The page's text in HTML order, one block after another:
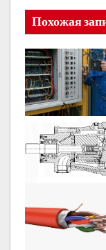
и
я
п
о
а
и
Похожая